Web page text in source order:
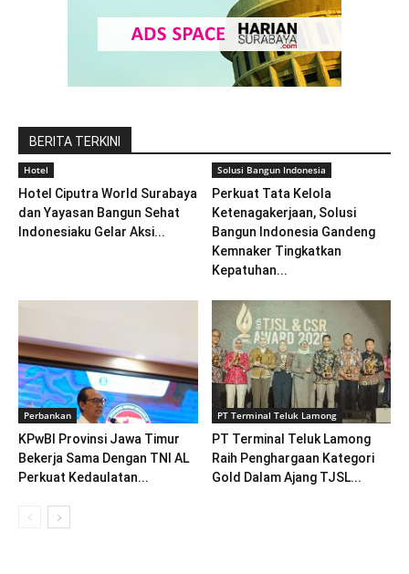
BERITA TERKINI
Hotel
Hotel Ciputra World Surabaya
dan Yayasan Bangun Sehat
Indonesiaku Gelar Aksi...
Solusi Bangun Indonesia
Perkuat Tata Kelola
Ketenagakerjaan, Solusi
Bangun Indonesia Gandeng
Kemnaker Tingkatkan
Kepatuhan...
Perbankan
KPwBI Provinsi Jawa Timur
Bekerja Sama Dengan TNI AL
Perkuat Kedaulatan...
PT Terminal Teluk Lamong
PT Terminal Teluk Lamong
Raih Penghargaan Kategori
Gold Dalam Ajang TJSL...